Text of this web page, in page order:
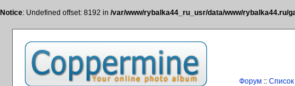
Notice: Undefined offset: 8192 in /var/www/rybalka44_ru_usr/data/www/rybalka44.ru/
Форум::